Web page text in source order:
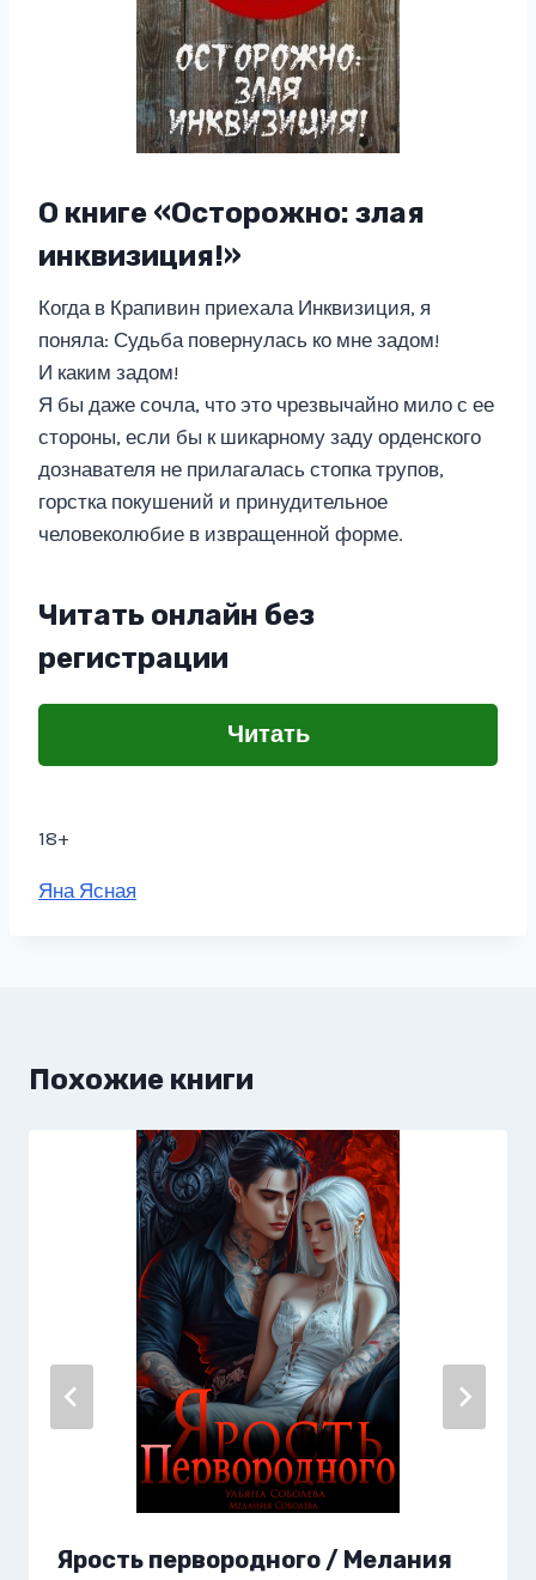
О книге «Осторожно: злая
инквизиция!»
Когда в Крапивин приехала Инквизиция, я
поняла: Судьба повернулась ко мне задом!
И каким задом!
Я бы даже сочла, что это чрезвычайно мило с ее
стороны, если бы к шикарному заду орденского
дознавателя не прилагалась стопка трупов,
горстка покушений и принудительное
человеколюбие в извращенной форме.
Читать онлайн без
регистрации
Читать
18+
Метки
Яна Ясная
Похожие книги
Ярость первородного / Мелания